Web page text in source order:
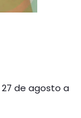
27 de agosto a